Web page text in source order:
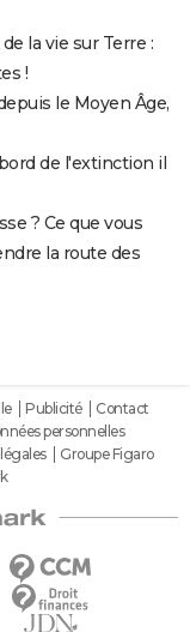
la vie sur Terre :
!
le Moyen Âge,
de l'extinction il
? Ce que vous
la route des
Publicité
Contact
personnelles
Groupe Figaro